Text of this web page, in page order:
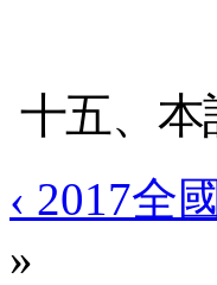
十五、
‹ 2017全
»